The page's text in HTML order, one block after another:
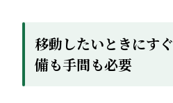
移動したいときにす
備も手間も必要